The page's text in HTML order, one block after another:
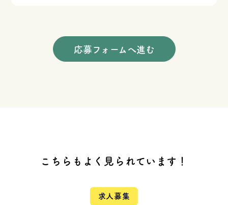
応募フォームへ進む
こちらもよく見られています！
求人募集